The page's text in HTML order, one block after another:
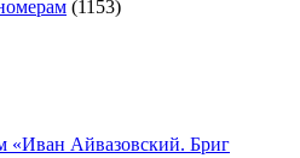
(1153)